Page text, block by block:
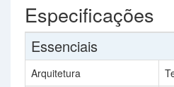
Especificações
Essenciais
Arquitetura